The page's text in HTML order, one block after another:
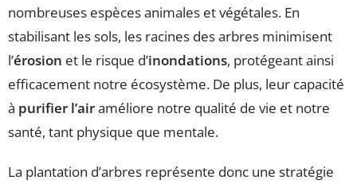
nombreuses espèces animales et végétales. En
stabilisant les sols, les racines des arbres minimisent
l’érosion et le risque d’inondations, protégeant ainsi
efficacement notre écosystème. De plus, leur capacité
à purifier l’airaméliore notre qualité de vie et notre
santé, tant physique que mentale.
La plantation d’arbres représente donc une stratégie